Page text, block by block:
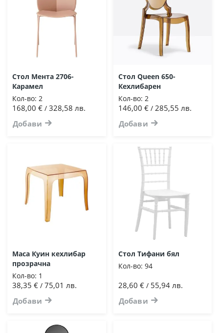
Стол Мента 2706-
Карамел
Кол-во: 2
168,00 € / 328,58 лв.
Добави
Стол Queen 650-
Кехлибарен
Кол-во: 2
146,00 €/ 285,55 лв.
Добави
Маса Куин кехлибар
прозрачна
Кол-во: 1
38,35 € / 75,01 лв.
Добави
Стол Тифани бял
Кол-во: 94
28,60 €/ 55,94 лв.
Добави